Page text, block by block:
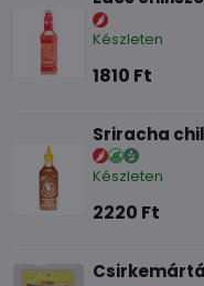
Készleten
1810 Ft
Sriracha
Készleten
2220 Ft